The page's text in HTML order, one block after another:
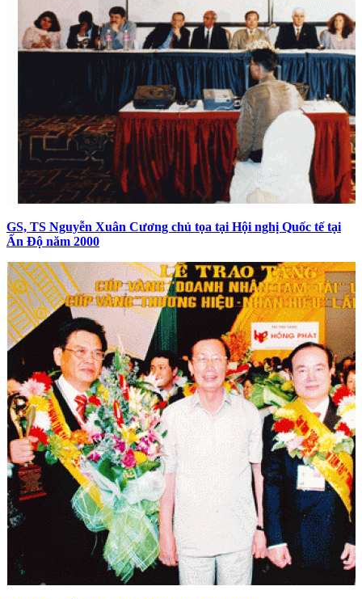
GS, TS Nguyễn Xuân Cương chủ tọa tại Hội nghị Quốc tế tại
Ấn Độ năm 2000